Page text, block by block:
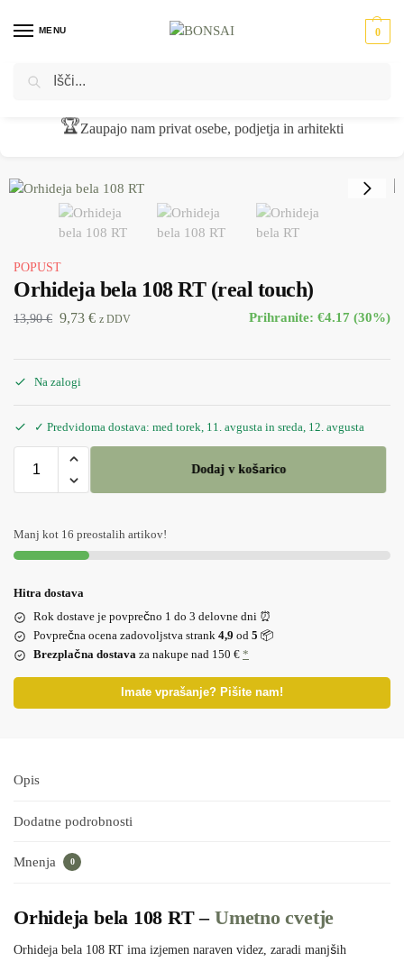
MENU 0
Domov Umetno cvetje
🏆Zaupajo nam privat osebe, podjetja in arhitekti
POPUST
Orhideja bela 108 RT (real touch)
13,90€ 9,73 € z DDV Prihranite: €4.17 (30%)
Na zalogi
✓ Predvidoma dostava: med torek, 11. avgusta in sreda, 12. avgusta
Dodaj v košarico
Manj kot 16 preostalih artikov!
Hitra dostava
Rok dostave je povprečno 1 do 3 delovne dni ⏰
Povprečna ocena zadovoljstva strank 4,9 od 5 📦
Brezplačna dostava za nakupe nad 150 € *
Imate vprašanje? Pišite nam!
Opis
Dodatne podrobnosti
Mnenja 0
Orhideja bela 108 RT – Umetno cvetje
Orhideja bela 108 RT ima izjemen naraven videz, zaradi manjših